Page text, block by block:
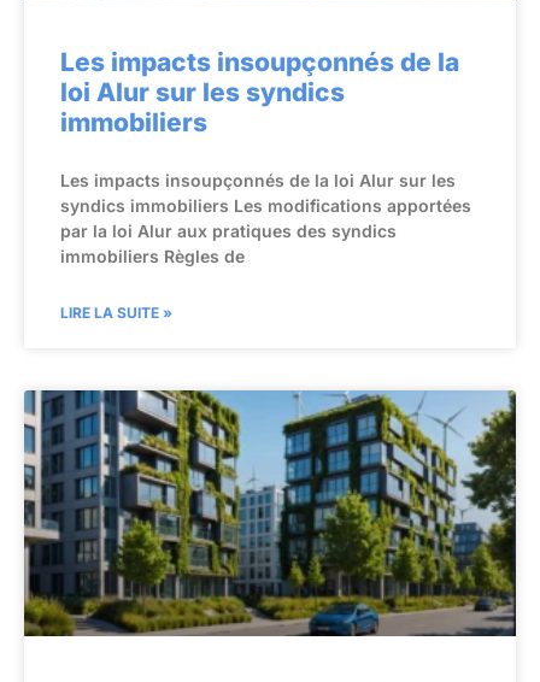
Les impacts insoupçonnés de la
loi Alur sur les syndics
immobiliers
Les impacts insoupçonnés de la loi Alur sur les
syndics immobiliers Les modifications apportées
par la loi Alur aux pratiques des syndics
immobiliers Règles de
LIRE LA SUITE »